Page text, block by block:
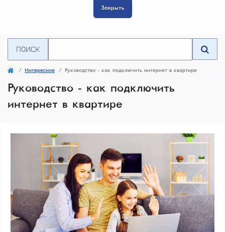
Закрыть
ПОИСК
Интересное Руководство - как подключить интернет в квартире
Руководство - как подключить
интернет в квартире